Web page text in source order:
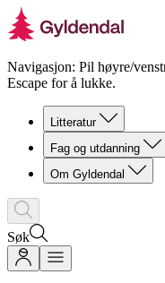
Navigasjon: Pil høyre/
Escape for å lukke.
Litteratur
Fag og utdanning
Om Gyldendal
Søk